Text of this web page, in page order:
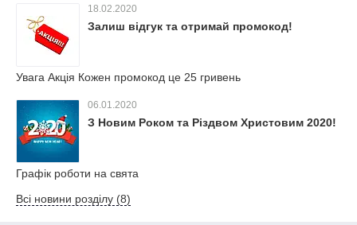
18.02.2020
Залиш відгук та отримай промокод!
Увага Акція Кожен промокод це 25 гривень
06.01.2020
З Новим Роком та Різдвом Христовим 2020!
Графік роботи на свята
Всі новини розділу (8)